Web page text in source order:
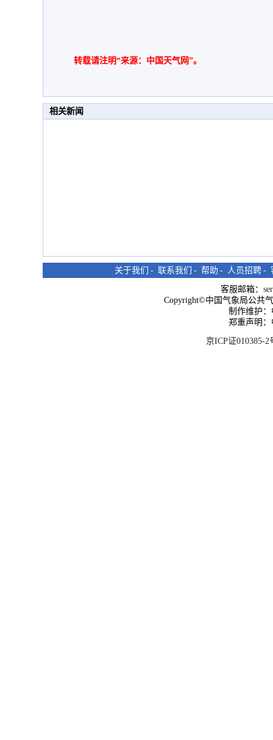
转载请注明“来源：中国天气网”。
相关新闻
关于我们 - 联系我们 - 帮助 - 人员招聘 -
客服邮箱：
Copyright©中国气象局公共
制作维护
郑重声明
京ICP证010385-2